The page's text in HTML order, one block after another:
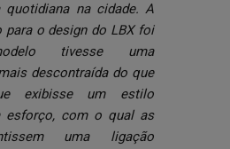
quotidiana na cidade. A
para o design do LBX foi
tivesse uma
descontraída do que
exibisse um estilo
esforço, com o qual as
uma ligação